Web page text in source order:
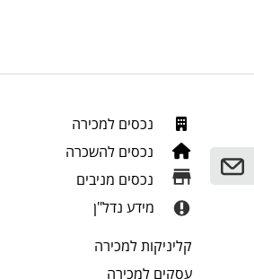
נכסים למכירה
נכסים להשכרה
נכסים מניבים
מידע נדל"ן
קליניקותלמכירה
עסקים למכירה